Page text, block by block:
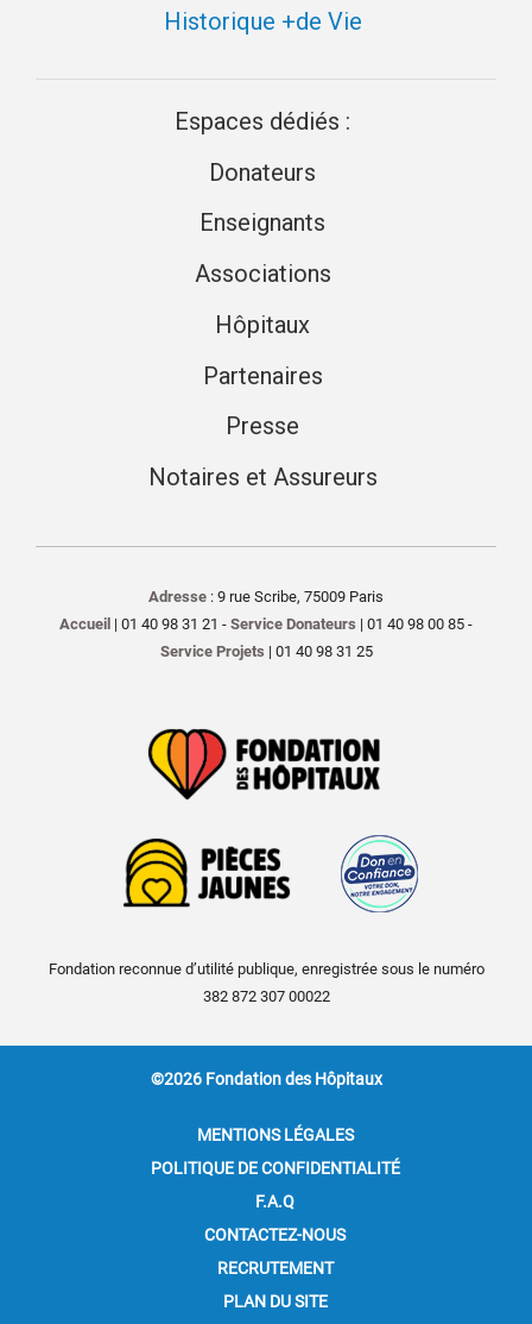
Historique +de Vie
Espaces dédiés :
Donateurs
Enseignants
Associations
Hôpitaux
Partenaires
Presse
Notaires et Assureurs
Adresse : 9 rue Scribe, 75009 Paris
Accueil | 01 40 98 31 21 - Service Donateurs | 01 40 98 00 85 -
Service Projets | 01 40 98 31 25
Fondation reconnue d’utilité publique, enregistrée sous le numéro
382 872 307 00022
©2026 Fondation des Hôpitaux
MENTIONS LÉGALES
POLITIQUE DE CONFIDENTIALITÉ
F.A.Q
CONTACTEZ-NOUS
RECRUTEMENT
PLAN DU SITE